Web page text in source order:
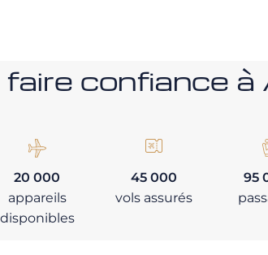
faire confiance
20 000
appareils
disponibles
45 000
vols assurés
95